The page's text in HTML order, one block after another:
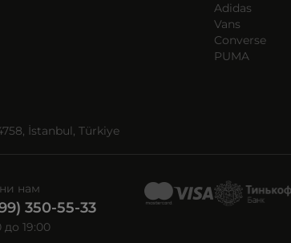
Adidas
Vans
Converse
PUMA
İstanbul, Türkiye
нам
350-55-33
до 19:00